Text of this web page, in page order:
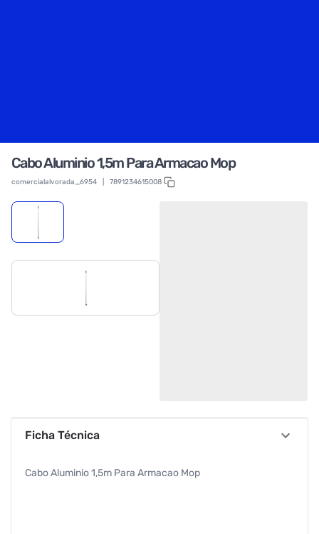
Cabo Aluminio 1,5m Para Armacao Mop
comercialalvorada_6954 7891234615008
Ficha Técnica
Cabo Aluminio 1,5m Para Armacao Mop